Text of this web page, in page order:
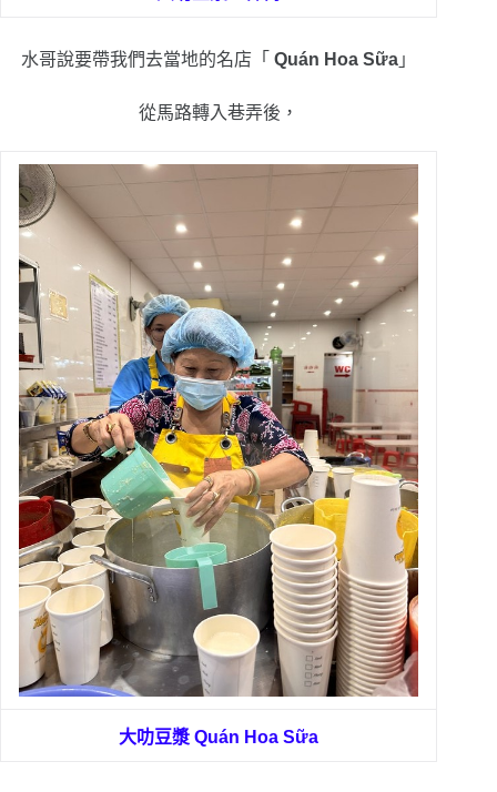
水哥說要帶我們去當地的名店「 Quán Hoa Sữa 」
從馬路轉入巷弄後，
大叻豆漿Quán Hoa Sữa